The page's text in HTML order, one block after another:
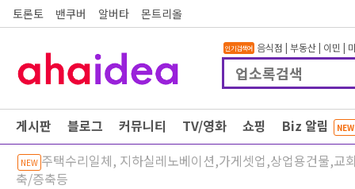
토론토 밴쿠버 알버타 몬트리올
인기검색어 음식점 | 부동산| 이민 |
게시판 블로그 커뮤니티 TV/영화 쇼핑 Biz 알림 NEW
NEW 주택수리일체, 지하실레노베이션,가게셋업,상업용건물,교
축/증축등